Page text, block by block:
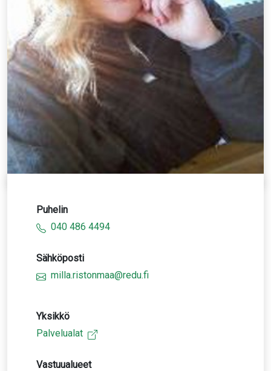
Puhelin
040 486 4494
Sähköposti
milla.ristonmaa@redu.fi
Yksikkö
Palvelualat
Vastuualueet